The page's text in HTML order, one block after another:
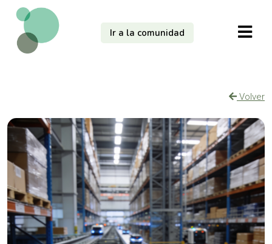
Ir a la comunidad
Volver